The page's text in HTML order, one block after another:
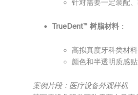
针对需要一定装配
TrueDent™ 树脂材料 ：
高拟真度牙科类材
颜色和半透明质感
案例片段：医疗设备外观样机